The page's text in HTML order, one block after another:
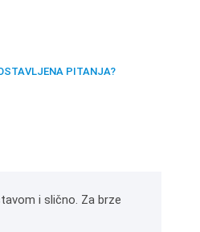
PITANJA?
i slično. Za brze